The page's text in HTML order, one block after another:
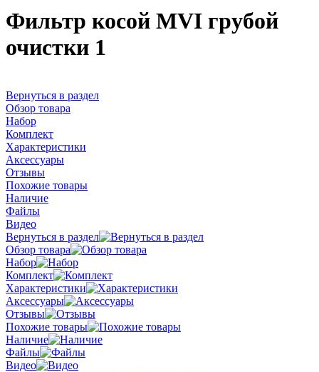
Фильтр косой MVI грубой
очистки 1
Вернуться в раздел
Обзор товара
Набор
Комплект
Характеристики
Аксессуары
Отзывы
Похожие товары
Наличие
Файлы
Видео
Вернуться в раздел
Обзор товара
Набор
Комплект
Характеристики
Аксессуары
Отзывы
Похожие товары
Наличие
Файлы
Видео